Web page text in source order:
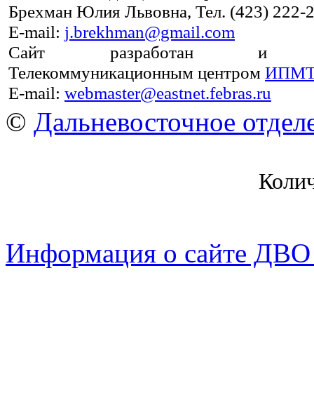
Брехман Юлия Львовна, Тел. (423) 222-
E-mail: j.brekhman@gmail.com
Сайт разработан и
Телекоммуникационным центром
E-mail: webmaster@eastnet.febras.ru
© Дальневосточное
Информация о сайте